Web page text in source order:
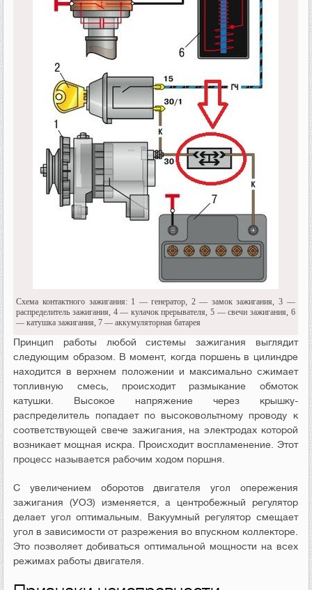
Схема контактного зажигания: 1 — генератор, 2 — замок зажигания, 3 —
распределитель зажигания, 4 — кулачок прерывателя, 5 — свечи зажигания, 6
— катушка зажигания, 7 — аккумуляторная батарея
Принцип работы любой системы зажигания выглядит
следующим образом. В момент, когда поршень в цилиндре
находится в верхнем положении и максимально сжимает
топливную смесь, происходит размыкание обмоток
катушки. Высокое напряжение через крышку-
распределитель попадает по высоковольтному проводу к
соответствующей свече зажигания, на электродах которой
возникает мощная искра. Происходит воспламенение. Этот
процесс называется рабочим ходом поршня.
С увеличением оборотов двигателя угол опережения
зажигания (УОЗ) изменяется, а центробежный регулятор
делает угол оптимальным. Вакуумный регулятор смещает
угол в зависимости от разрежения во впускном коллекторе.
Это позволяет добиваться оптимальной мощности на всех
режимах работы двигателя.